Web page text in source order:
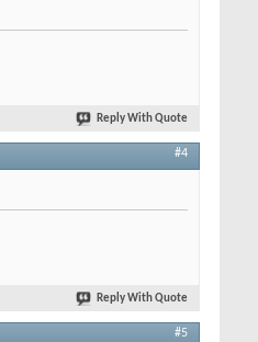
Reply With Quote
#4
Reply With Quote
#5